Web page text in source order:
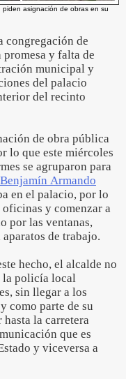
asignación de obras en su
congregación de
promesa y falta de
municipal y
del palacio
del recinto
de obra pública
lo que este miércoles
se agruparon para
Armando
en el palacio, por lo
y comenzar a
por las ventanas,
de trabajo.
hecho, el alcalde no
la policía local
sin llegar a los
como parte de su
la carretera
que es
y viceversa a